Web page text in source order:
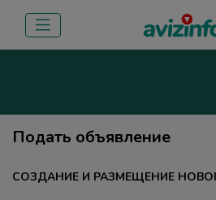
Подать объявление
СОЗДАНИЕ И РАЗМЕЩЕНИЕ